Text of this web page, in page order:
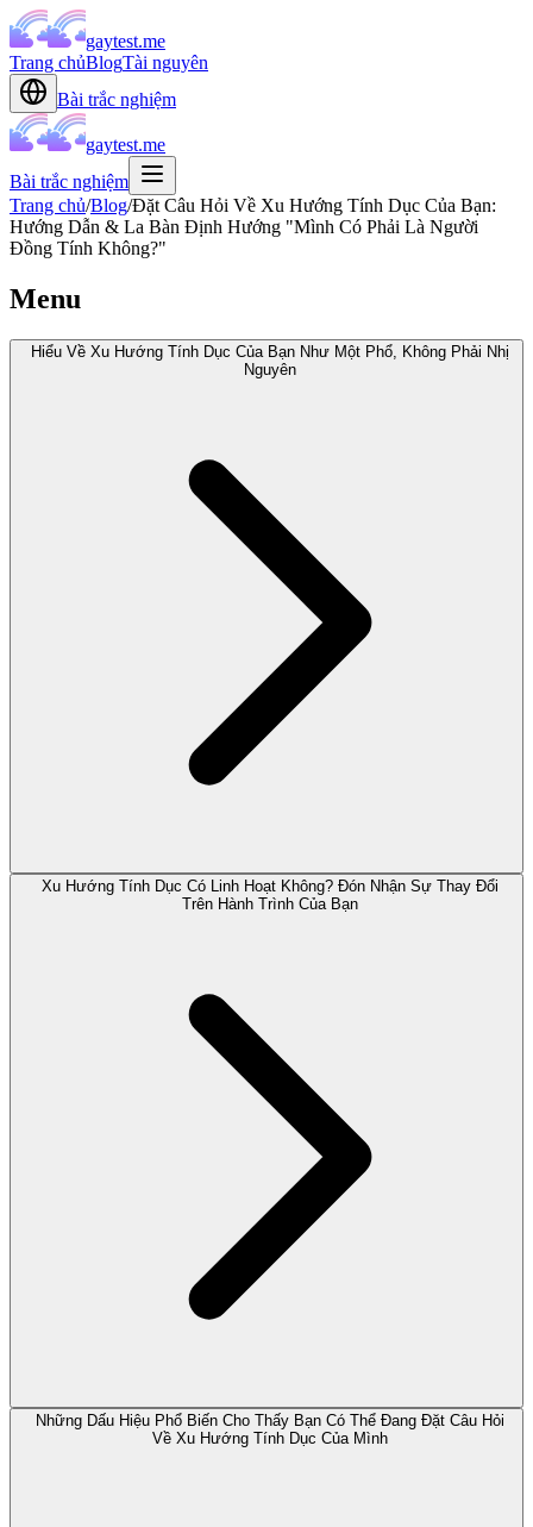
gaytest.me
Trang chủBlogTài nguyên
Bài trắc nghiệm
gaytest.me
Bài trắc nghiệm
Trang chủ/Blog/Đặt Câu Hỏi Về Xu Hướng Tính Dục Của Bạn:
Hướng Dẫn & La Bàn Định Hướng "Mình Có Phải Là Người
Đồng Tính Không?"
Menu
Hiểu Về Xu Hướng Tính Dục Của Bạn Như Một Phổ, Không Phải Nhị
Nguyên
Xu Hướng Tính Dục Có Linh Hoạt Không? Đón Nhận Sự Thay Đổi
Trên Hành Trình Của Bạn
Những Dấu Hiệu Phổ Biến Cho Thấy Bạn Có Thể Đang Đặt Câu Hỏi
Về Xu Hướng Tính Dục Của Mình